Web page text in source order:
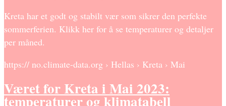
Kreta har et godt og stabilt vær som sikrer den perfekte
sommerferien. Klikk her for å se temperaturer og detaljer
per måned.
https:// no.climate-data.org › Hellas › Kreta › Mai
Været for Kreta i Mai 2023:
temperaturer og klimatabell